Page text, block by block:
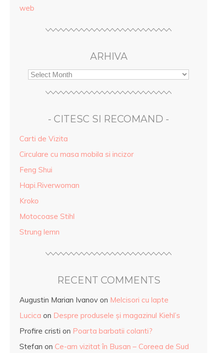
web
ARHIVA
- CITESC SI RECOMAND -
Carti de Vizita
Circulare cu masa mobila si incizor
Feng Shui
Hapi.Riverwoman
Kroko
Motocoase Stihl
Strung lemn
RECENT COMMENTS
Augustin Marian Ivanov on Melcisori cu lapte
Lucica on Despre produsele și magazinul Kiehl’s
Profire cristi on Poarta barbatii colanti?
Stefan on Ce-am vizitat în Busan – Coreea de Sud